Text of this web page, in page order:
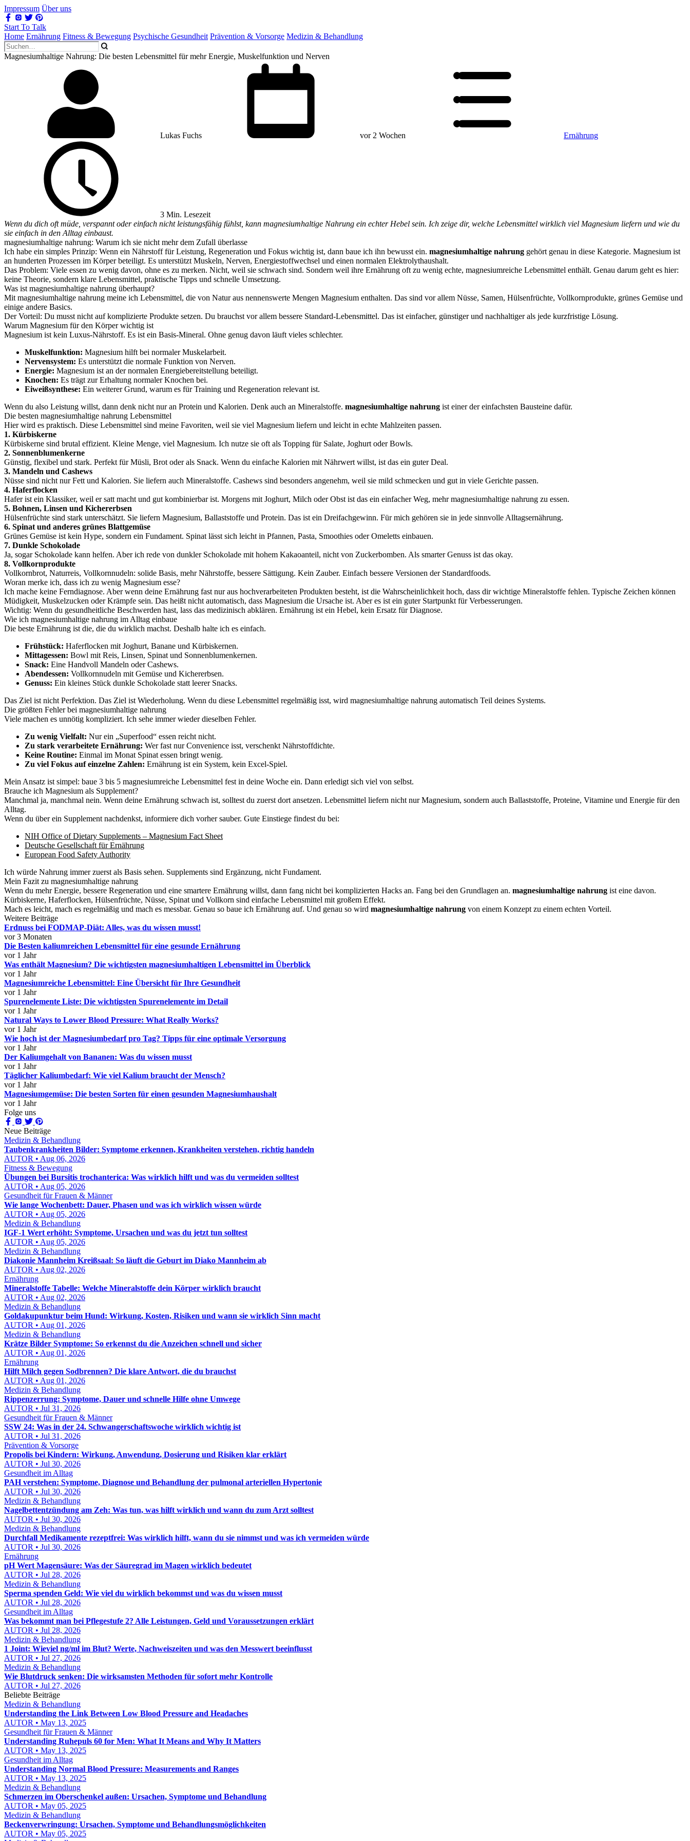
Impressum Über uns
Start To Talk
Home Ernährung Fitness & Bewegung Psychische Gesundheit Prävention & Vorsorge Medizin & Behandlung
Magnesiumhaltige Nahrung: Die besten Lebensmittel für mehr Energie, Muskelfunktion und Nerven
Lukas Fuchs vor 2 Wochen Ernährung
3 Min. Lesezeit
Wenn du dich oft müde, verspannt oder einfach nicht leistungsfähig fühlst, kann magnesiumhaltige Nahrung ein echter Hebel sein. Ich zeige dir, welche Lebensmittel wirklich viel Magnesium liefern und wie du
sie einfach in den Alltag einbaust.
magnesiumhaltige nahrung: Warum ich sie nicht mehr dem Zufall überlasse
Ich habe ein simples Prinzip: Wenn ein Nährstoff für Leistung, Regeneration und Fokus wichtig ist, dann baue ich ihn bewusst ein. magnesiumhaltige nahrung gehört genau in diese Kategorie. Magnesium ist
an hunderten Prozessen im Körper beteiligt. Es unterstützt Muskeln, Nerven, Energiestoffwechsel und einen normalen Elektrolythaushalt.
Das Problem: Viele essen zu wenig davon, ohne es zu merken. Nicht, weil sie schwach sind. Sondern weil ihre Ernährung oft zu wenig echte, magnesiumreiche Lebensmittel enthält. Genau darum geht es hier:
keine Theorie, sondern klare Lebensmittel, praktische Tipps und schnelle Umsetzung.
Was ist magnesiumhaltige nahrung überhaupt?
Mit magnesiumhaltige nahrung meine ich Lebensmittel, die von Natur aus nennenswerte Mengen Magnesium enthalten. Das sind vor allem Nüsse, Samen, Hülsenfrüchte, Vollkornprodukte, grünes Gemüse und
einige andere Basics.
Der Vorteil: Du musst nicht auf komplizierte Produkte setzen. Du brauchst vor allem bessere Standard-Lebensmittel. Das ist einfacher, günstiger und nachhaltiger als jede kurzfristige Lösung.
Warum Magnesium für den Körper wichtig ist
Magnesium ist kein Luxus-Nährstoff. Es ist ein Basis-Mineral. Ohne genug davon läuft vieles schlechter.
Muskelfunktion: Magnesium hilft bei normaler Muskelarbeit.
Nervensystem: Es unterstützt die normale Funktion von Nerven.
Energie: Magnesium ist an der normalen Energiebereitstellung beteiligt.
Knochen: Es trägt zur Erhaltung normaler Knochen bei.
Eiweißsynthese: Ein weiterer Grund, warum es für Training und Regeneration relevant ist.
Wenn du also Leistung willst, dann denk nicht nur an Protein und Kalorien. Denk auch an Mineralstoffe. magnesiumhaltige nahrung ist einer der einfachsten Bausteine dafür.
Die besten magnesiumhaltige nahrung Lebensmittel
Hier wird es praktisch. Diese Lebensmittel sind meine Favoriten, weil sie viel Magnesium liefern und leicht in echte Mahlzeiten passen.
1. Kürbiskerne
Kürbiskerne sind brutal effizient. Kleine Menge, viel Magnesium. Ich nutze sie oft als Topping für Salate, Joghurt oder Bowls.
2. Sonnenblumenkerne
Günstig, flexibel und stark. Perfekt für Müsli, Brot oder als Snack. Wenn du einfache Kalorien mit Nährwert willst, ist das ein guter Deal.
3. Mandeln und Cashews
Nüsse sind nicht nur Fett und Kalorien. Sie liefern auch Mineralstoffe. Cashews sind besonders angenehm, weil sie mild schmecken und gut in viele Gerichte passen.
4. Haferflocken
Hafer ist ein Klassiker, weil er satt macht und gut kombinierbar ist. Morgens mit Joghurt, Milch oder Obst ist das ein einfacher Weg, mehr magnesiumhaltige nahrung zu essen.
5. Bohnen, Linsen und Kichererbsen
Hülsenfrüchte sind stark unterschätzt. Sie liefern Magnesium, Ballaststoffe und Protein. Das ist ein Dreifachgewinn. Für mich gehören sie in jede sinnvolle Alltagsernährung.
6. Spinat und anderes grünes Blattgemüse
Grünes Gemüse ist kein Hype, sondern ein Fundament. Spinat lässt sich leicht in Pfannen, Pasta, Smoothies oder Omeletts einbauen.
7. Dunkle Schokolade
Ja, sogar Schokolade kann helfen. Aber ich rede von dunkler Schokolade mit hohem Kakaoanteil, nicht von Zuckerbomben. Als smarter Genuss ist das okay.
8. Vollkornprodukte
Vollkornbrot, Naturreis, Vollkornnudeln: solide Basis, mehr Nährstoffe, bessere Sättigung. Kein Zauber. Einfach bessere Versionen der Standardfoods.
Woran merke ich, dass ich zu wenig Magnesium esse?
Ich mache keine Ferndiagnose. Aber wenn deine Ernährung fast nur aus hochverarbeiteten Produkten besteht, ist die Wahrscheinlichkeit hoch, dass dir wichtige Mineralstoffe fehlen. Typische Zeichen können
Müdigkeit, Muskelzucken oder Krämpfe sein. Das heißt nicht automatisch, dass Magnesium die Ursache ist. Aber es ist ein guter Startpunkt für Verbesserungen.
Wichtig: Wenn du gesundheitliche Beschwerden hast, lass das medizinisch abklären. Ernährung ist ein Hebel, kein Ersatz für Diagnose.
Wie ich magnesiumhaltige nahrung im Alltag einbaue
Die beste Ernährung ist die, die du wirklich machst. Deshalb halte ich es einfach.
Frühstück: Haferflocken mit Joghurt, Banane und Kürbiskernen.
Mittagessen: Bowl mit Reis, Linsen, Spinat und Sonnenblumenkernen.
Snack: Eine Handvoll Mandeln oder Cashews.
Abendessen: Vollkornnudeln mit Gemüse und Kichererbsen.
Genuss: Ein kleines Stück dunkle Schokolade statt leerer Snacks.
Das Ziel ist nicht Perfektion. Das Ziel ist Wiederholung. Wenn du diese Lebensmittel regelmäßig isst, wird magnesiumhaltige nahrung automatisch Teil deines Systems.
Die größten Fehler bei magnesiumhaltige nahrung
Viele machen es unnötig kompliziert. Ich sehe immer wieder dieselben Fehler.
Zu wenig Vielfalt: Nur ein „Superfood“ essen reicht nicht.
Zu stark verarbeitete Ernährung: Wer fast nur Convenience isst, verschenkt Nährstoffdichte.
Keine Routine: Einmal im Monat Spinat essen bringt wenig.
Zu viel Fokus auf einzelne Zahlen: Ernährung ist ein System, kein Excel-Spiel.
Mein Ansatz ist simpel: baue 3 bis 5 magnesiumreiche Lebensmittel fest in deine Woche ein. Dann erledigt sich viel von selbst.
Brauche ich Magnesium als Supplement?
Manchmal ja, manchmal nein. Wenn deine Ernährung schwach ist, solltest du zuerst dort ansetzen. Lebensmittel liefern nicht nur Magnesium, sondern auch Ballaststoffe, Proteine, Vitamine und Energie für den
Alltag.
Wenn du über ein Supplement nachdenkst, informiere dich vorher sauber. Gute Einstiege findest du bei:
NIH Office of Dietary Supplements – Magnesium Fact Sheet
Deutsche Gesellschaft für Ernährung
European Food Safety Authority
Ich würde Nahrung immer zuerst als Basis sehen. Supplements sind Ergänzung, nicht Fundament.
Mein Fazit zu magnesiumhaltige nahrung
Wenn du mehr Energie, bessere Regeneration und eine smartere Ernährung willst, dann fang nicht bei komplizierten Hacks an. Fang bei den Grundlagen an. magnesiumhaltige nahrung ist eine davon.
Kürbiskerne, Haferflocken, Hülsenfrüchte, Nüsse, Spinat und Vollkorn sind einfache Lebensmittel mit großem Effekt.
Mach es leicht, mach es regelmäßig und mach es messbar. Genau so baue ich Ernährung auf. Und genau so wird magnesiumhaltige nahrung von einem Konzept zu einem echten Vorteil.
Weitere Beiträge
Erdnuss bei FODMAP-Diät: Alles, was du wissen musst!
vor 3 Monaten
Die Besten kaliumreichen Lebensmittel für eine gesunde Ernährung
vor 1 Jahr
Was enthält Magnesium? Die wichtigsten magnesiumhaltigen Lebensmittel im Überblick
vor 1 Jahr
Magnesiumreiche Lebensmittel: Eine Übersicht für Ihre Gesundheit
vor 1 Jahr
Spurenelemente Liste: Die wichtigsten Spurenelemente im Detail
vor 1 Jahr
Natural Ways to Lower Blood Pressure: What Really Works?
vor 1 Jahr
Wie hoch ist der Magnesiumbedarf pro Tag? Tipps für eine optimale Versorgung
vor 1 Jahr
Der Kaliumgehalt von Bananen: Was du wissen musst
vor 1 Jahr
Täglicher Kaliumbedarf: Wie viel Kalium braucht der Mensch?
vor 1 Jahr
Magnesiumgemüse: Die besten Sorten für einen gesunden Magnesiumhaushalt
vor 1 Jahr
Folge uns
Neue Beiträge
Medizin & Behandlung
Taubenkrankheiten Bilder: Symptome erkennen, Krankheiten verstehen, richtig handeln
AUTOR • Aug 06, 2026
Fitness & Bewegung
Übungen bei Bursitis trochanterica: Was wirklich hilft und was du vermeiden solltest
AUTOR • Aug 05, 2026
Gesundheit für Frauen & Männer
Wie lange Wochenbett: Dauer, Phasen und was ich wirklich wissen würde
AUTOR • Aug 05, 2026
Medizin & Behandlung
IGF-1 Wert erhöht: Symptome, Ursachen und was du jetzt tun solltest
AUTOR • Aug 05, 2026
Medizin & Behandlung
Diakonie Mannheim Kreißsaal: So läuft die Geburt im Diako Mannheim ab
AUTOR • Aug 02, 2026
Ernährung
Mineralstoffe Tabelle: Welche Mineralstoffe dein Körper wirklich braucht
AUTOR • Aug 02, 2026
Medizin & Behandlung
Goldakupunktur beim Hund: Wirkung, Kosten, Risiken und wann sie wirklich Sinn macht
AUTOR • Aug 01, 2026
Medizin & Behandlung
Krätze Bilder Symptome: So erkennst du die Anzeichen schnell und sicher
AUTOR • Aug 01, 2026
Ernährung
Hilft Milch gegen Sodbrennen? Die klare Antwort, die du brauchst
AUTOR • Aug 01, 2026
Medizin & Behandlung
Rippenzerrung: Symptome, Dauer und schnelle Hilfe ohne Umwege
AUTOR • Jul 31, 2026
Gesundheit für Frauen & Männer
SSW 24: Was in der 24. Schwangerschaftswoche wirklich wichtig ist
AUTOR • Jul 31, 2026
Prävention & Vorsorge
Propolis bei Kindern: Wirkung, Anwendung, Dosierung und Risiken klar erklärt
AUTOR • Jul 30, 2026
Gesundheit im Alltag
PAH verstehen: Symptome, Diagnose und Behandlung der pulmonal arteriellen Hypertonie
AUTOR • Jul 30, 2026
Medizin & Behandlung
Nagelbettentzündung am Zeh: Was tun, was hilft wirklich und wann du zum Arzt solltest
AUTOR • Jul 30, 2026
Medizin & Behandlung
Durchfall Medikamente rezeptfrei: Was wirklich hilft, wann du sie nimmst und was ich vermeiden würde
AUTOR • Jul 30, 2026
Ernährung
pH Wert Magensäure: Was der Säuregrad im Magen wirklich bedeutet
AUTOR • Jul 28, 2026
Medizin & Behandlung
Sperma spenden Geld: Wie viel du wirklich bekommst und was du wissen musst
AUTOR • Jul 28, 2026
Gesundheit im Alltag
Was bekommt man bei Pflegestufe 2? Alle Leistungen, Geld und Voraussetzungen erklärt
AUTOR • Jul 28, 2026
Medizin & Behandlung
1 Joint: Wieviel ng/ml im Blut? Werte, Nachweiszeiten und was den Messwert beeinflusst
AUTOR • Jul 27, 2026
Medizin & Behandlung
Wie Blutdruck senken: Die wirksamsten Methoden für sofort mehr Kontrolle
AUTOR • Jul 27, 2026
Beliebte Beiträge
Medizin & Behandlung
Understanding the Link Between Low Blood Pressure and Headaches
AUTOR • May 13, 2025
Gesundheit für Frauen & Männer
Understanding Ruhepuls 60 for Men: What It Means and Why It Matters
AUTOR • May 13, 2025
Gesundheit im Alltag
Understanding Normal Blood Pressure: Measurements and Ranges
AUTOR • May 13, 2025
Medizin & Behandlung
Schmerzen im Oberschenkel außen: Ursachen, Symptome und Behandlung
AUTOR • May 05, 2025
Medizin & Behandlung
Beckenverwringung: Ursachen, Symptome und Behandlungsmöglichkeiten
AUTOR • May 05, 2025